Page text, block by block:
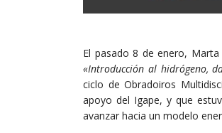
El pasado 8 de enero,
«Introducción al hidrógeno,
ciclo de Obradoiros
apoyo del Igape, y que
avanzar hacia un modelo